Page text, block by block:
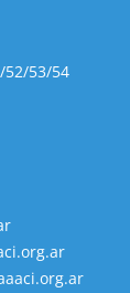
52/53/54